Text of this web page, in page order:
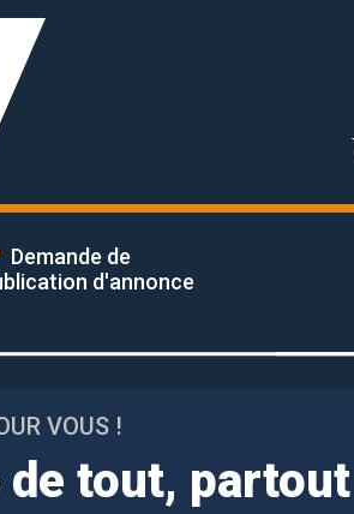
Demande de
d'annonce
VOUS !
tout,